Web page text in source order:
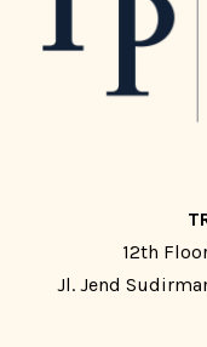
12th
Jl. Jend